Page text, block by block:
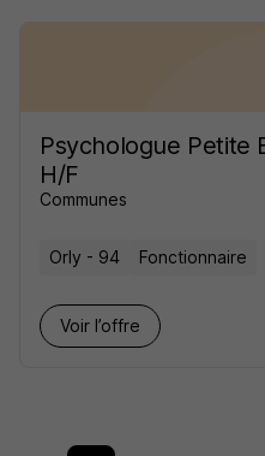
Psychologue Petite
H/F
Communes
Orly - 94 Fonctionnaire
Voir l’offre